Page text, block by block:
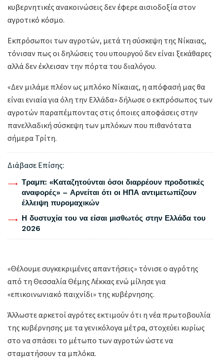
κυβερνητικές ανακοινώσεις δεν έφερε αισιοδοξία στον
αγροτικό κόσμο.
Εκπρόσωποι των αγροτών, μετά τη σύσκεψη της Νίκαιας,
τόνισαν πως οι δηλώσεις του υπουργού δεν είναι ξεκάθαρες
αλλά δεν έκλεισαν την πόρτα του διαλόγου.
«Δεν μιλάμε πλέον ως μπλόκο Νίκαιας, η απόφασή μας θα
είναι ενιαία για όλη την Ελλάδα» δήλωσε ο εκπρόσωπος των
αγροτών παραπέμποντας στις όποιες αποφάσεις στην
πανελλαδική σύσκεψη των μπλόκων που πιθανότατα
σήμερα Τρίτη.
Διάβασε Επίσης:
Τραμπ: «Καταζητούνται όσοι διαρρέουν προδοτικές
αναφορές» – Αρνείται ότι οι ΗΠΑ αντιμετωπίζουν
έλλειψη πυρομαχικών
Η δυστυχία του να είσαι μισθωτός στην Ελλάδα του
2026
«Θέλουμε συγκεκριμένες απαντήσεις» τόνισε ο αγρότης
από τη Θεσσαλία Θέμης Λέκκας ενώ μίλησε για
«επικοινωνιακό παιχνίδι» της κυβέρνησης.
Άλλωστε αρκετοί αγρότες εκτιμούν ότι η νέα πρωτοβουλία
της κυβέρνησης με τα γενικόλογα μέτρα, στοχεύει κυρίως
στο να σπάσει το μέτωπο των αγροτών ώστε να
σταματήσουν τα μπλόκα.